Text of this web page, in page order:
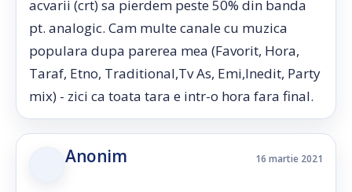
acvarii (crt) sa pierdem peste 50% din banda
pt. analogic. Cam multe canale cu muzica
populara dupa parerea mea (Favorit, Hora,
Taraf, Etno, Traditional,Tv As, Emi,Inedit, Party
mix) - zici ca toata tara e intr-o hora fara final.
Anonim 16 martie 2021